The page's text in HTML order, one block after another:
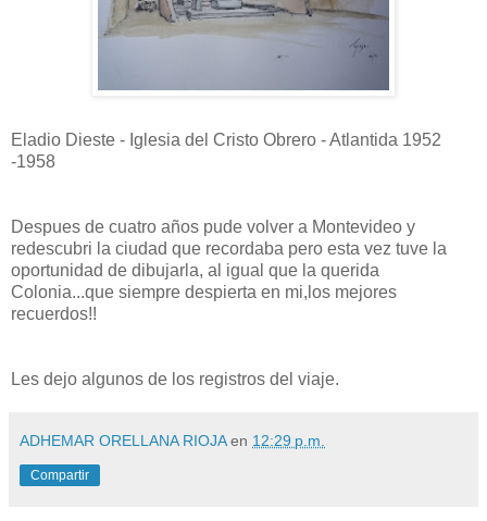
Eladio Dieste - Iglesia del Cristo Obrero - Atlantida 1952
-1958
Despues de cuatro años pude volver a Montevideo y
redescubri la ciudad que recordaba pero esta vez tuve la
oportunidad de dibujarla, al igual que la querida
Colonia...que siempre despierta en mi,los mejores
recuerdos!!
Les dejo algunos de los registros del viaje.
ADHEMAR ORELLANA RIOJA en 12:29 p.m.
Compartir